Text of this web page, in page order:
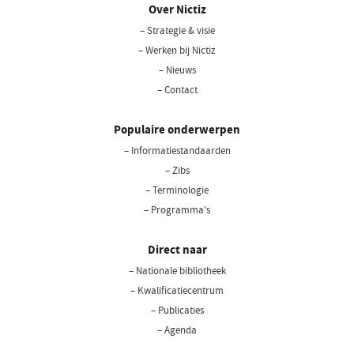
Over Nictiz
– Strategie & visie
– Werken bij Nictiz
– Nieuws
– Contact
Populaire onderwerpen
– Informatiestandaarden
– Zibs
– Terminologie
– Programma's
Direct naar
– Nationale bibliotheek
– Kwalificatiecentrum
– Publicaties
– Agenda